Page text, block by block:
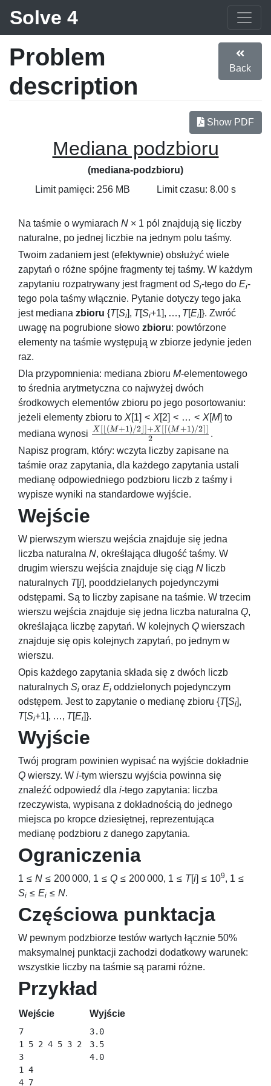
Solve 4
Problem
description
Back
Show PDF
Mediana podzbioru
(mediana-podzbioru)
Limit pamięci: 256 MB
Limit czasu: 8.00 s
Na taśmie o wymiarach N × 1 pól znajdują się liczby
naturalne, po jednej liczbie na jednym polu taśmy.
Twoim zadaniem jest (efektywnie) obsłużyć wiele
zapytań o różne spójne fragmenty tej taśmy. W każdym
zapytaniu rozpatrywany jest fragment od Si-tego do Ei-
tego pola taśmy włącznie. Pytanie dotyczy tego jaka
jest mediana zbioru {T[Si], T[Si+1], …, T[Ei]}. Zwróć
uwagę na pogrubione słowo zbioru: powtórzone
elementy na taśmie występują w zbiorze jedynie jeden
raz.
Dla przypomnienia: mediana zbioru M-elementowego
to średnia arytmetyczna co najwyżej dwóch
środkowych elementów zbioru po jego posortowaniu:
jeżeli elementy zbioru to X[1] < X[2] < … < X[M] to
mediana wynosi \frac{X[\lfloor
(M+1)/2
\rfloor] +
X[\lceil
(M+1)/2
\rceil]}{2}
2
X [⌊(M+1)/2 +X [⌈(M +1)/2⌉]
.
Napisz program, który: wczyta liczby zapisane na
taśmie oraz zapytania, dla każdego zapytania ustali
medianę odpowiedniego podzbioru liczb z taśmy i
wypisze wyniki na standardowe wyjście.
Wejście
W pierwszym wierszu wejścia znajduje się jedna
liczba naturalna N, określająca długość taśmy. W
drugim wierszu wejścia znajduje się ciąg N liczb
naturalnych T[i], pooddzielanych pojedynczymi
odstępami. Są to liczby zapisane na taśmie. W trzecim
wierszu wejścia znajduje się jedna liczba naturalna Q,
określająca liczbę zapytań. W kolejnych Q wierszach
znajduje się opis kolejnych zapytań, po jednym w
wierszu.
Opis każdego zapytania składa się z dwóch liczb
naturalnych Si oraz Ei oddzielonych pojedynczym
odstępem. Jest to zapytanie o medianę zbioru {T[Si],
T[Si+1], …, T[Ei]}.
Wyjście
Twój program powinien wypisać na wyjście dokładnie
Q wierszy. W i-tym wierszu wyjścia powinna się
znaleźć odpowiedź dla i-tego zapytania: liczba
rzeczywista, wypisana z dokładnością do jednego
miejsca po kropce dziesiętnej, reprezentująca
medianę podzbioru z danego zapytania.
Ograniczenia
1 ≤ N ≤ 200 000, 1 ≤ Q ≤ 200 000, 1 ≤ T[i] ≤ 109, 1 ≤
Si ≤ Ei ≤ N.
Częściowa punktacja
W pewnym podzbiorze testów wartych łącznie 50%
maksymalnej punktacji zachodzi dodatkowy warunek:
wszystkie liczby na taśmie są parami różne.
Przykład
Wejście Wyjście
7
1 5 2 4 5 3 2
3
1 4
4 7
3.0
3.5